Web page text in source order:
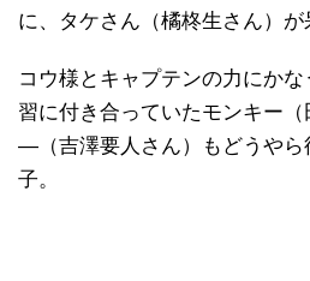
に、タケさん（橘柊生さん）が
コウ様とキャプテンの力にか
習に付き合っていたモンキー
―（吉澤要人さん）もどうやら
子。